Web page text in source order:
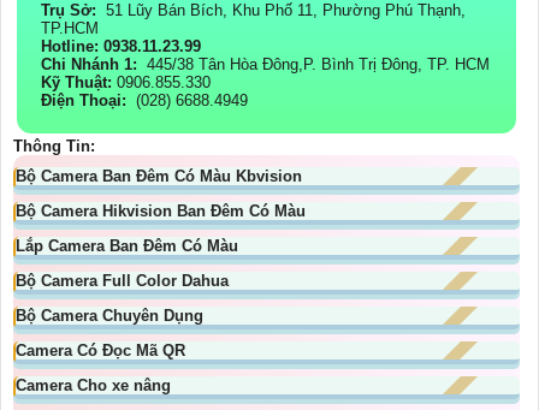
Trụ Sở: 51 Lũy Bán Bích, Khu Phố 11, Phường Phú Thạnh,
TP.HCM
Hotline: 0938.11.23.99
Chi Nhánh 1: 445/38 Tân Hòa Đông,P. Bình Trị Đông, TP. HCM
Kỹ Thuật: 0906.855.330
Điện Thoại: (028) 6688.4949
Thông Tin:
Bộ Camera Ban Đêm Có Màu Kbvision
Bộ Camera Hikvision Ban Đêm Có Màu
Lắp Camera Ban Đêm Có Màu
Bộ Camera Full Color Dahua
Bộ Camera Chuyên Dụng
Camera Có Đọc Mã QR
Camera Cho xe nâng